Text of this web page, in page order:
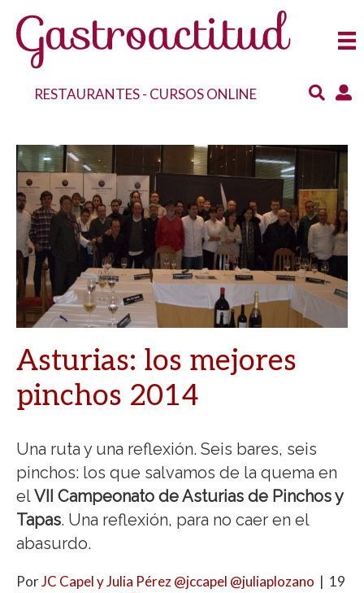
RESTAURANTES- CURSOS ONLINE
Asturias: los mejores
pinchos 2014
Una ruta y una reflexión. Seis bares, seis
pinchos: los que salvamos de la quema en
elVII Campeonato de Asturias de Pinchos y
Tapas. Una reflexión, para no caer en el
abasurdo.
PorJC Capel y Julia Pérez @jccapel @juliaplozano | 19